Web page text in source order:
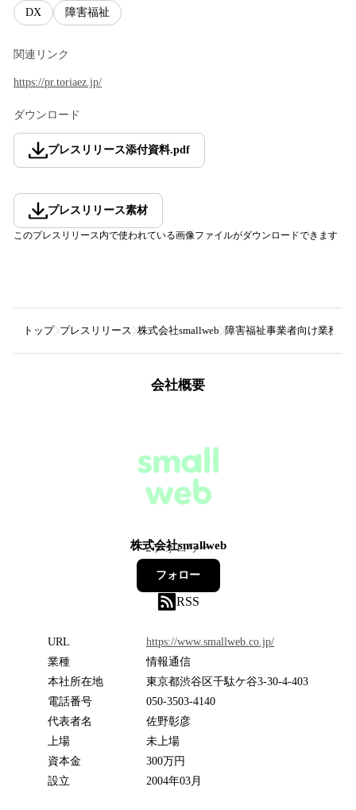
DX 障害福祉
関連リンク
https://pr.toriaez.jp/
ダウンロード
プレスリリース添付資料.pdf
プレスリリース素材
このプレスリリース内で使われている画像ファイルがダウンロードできます
トップ プレスリリース 株式会社smallweb 障害福祉事業者向け業務支
会社概要
株式会社smallweb
2フォロワー
フォロー
RSS
URL
https://www.smallweb.co.jp/
業種
情報通信
本社所在地
東京都渋谷区千駄ケ谷3-30-4-403
電話番号
050-3503-4140
代表者名
佐野彰彦
上場
未上場
資本金
300万円
設立
2004年03月